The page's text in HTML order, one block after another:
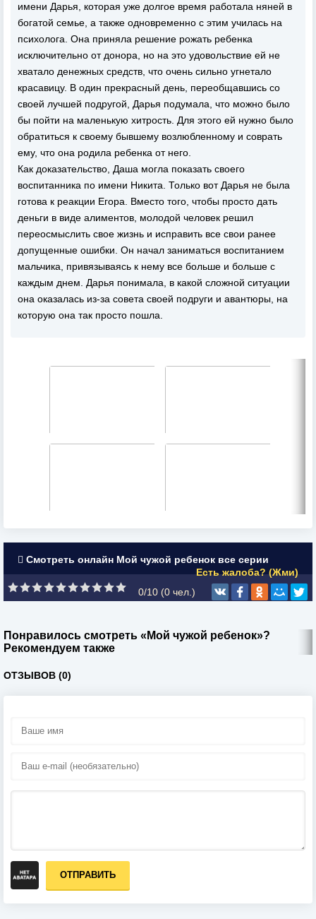
имени Дарья, которая уже долгое время работала няней в
богатой семье, а также одновременно с этим училась на
психолога. Она приняла решение рожать ребенка
исключительно от донора, но на это удовольствие ей не
хватало денежных средств, что очень сильно угнетало
красавицу. В один прекрасный день, переобщавшись со
своей лучшей подругой, Дарья подумала, что можно было
бы пойти на маленькую хитрость. Для этого ей нужно было
обратиться к своему бывшему возлюбленному и соврать
ему, что она родила ребенка от него.
Как доказательство, Даша могла показать своего
воспитанника по имени Никита. Только вот Дарья не была
готова к реакции Егора. Вместо того, чтобы просто дать
деньги в виде алиментов, молодой человек решил
переосмыслить свое жизнь и исправить все свои ранее
допущенные ошибки. Он начал заниматься воспитанием
мальчика, привязываясь к нему все больше и больше с
каждым днем. Дарья понимала, в какой сложной ситуации
она оказалась из-за совета своей подруги и авантюры, на
которую она так просто пошла.
Смотреть онлайн Мой чужой ребенок все серии
Есть жалоба? (Жми)
0/10 (0 чел.)
Понравилось смотреть «Мой чужой ребенок»?
Рекомендуем также
ОТЗЫВОВ (0)
ОТПРАВИТЬ